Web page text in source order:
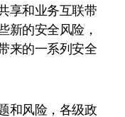
享和业务互联带
新的安全风险，
来的一系列安全
和风险，各级政